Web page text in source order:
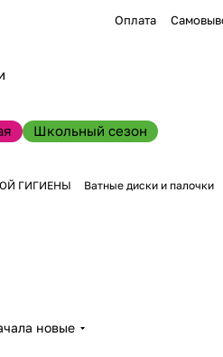
Оплата
Школьный сезон
ГИГИЕНЫ Ватные диски и палочки
новые